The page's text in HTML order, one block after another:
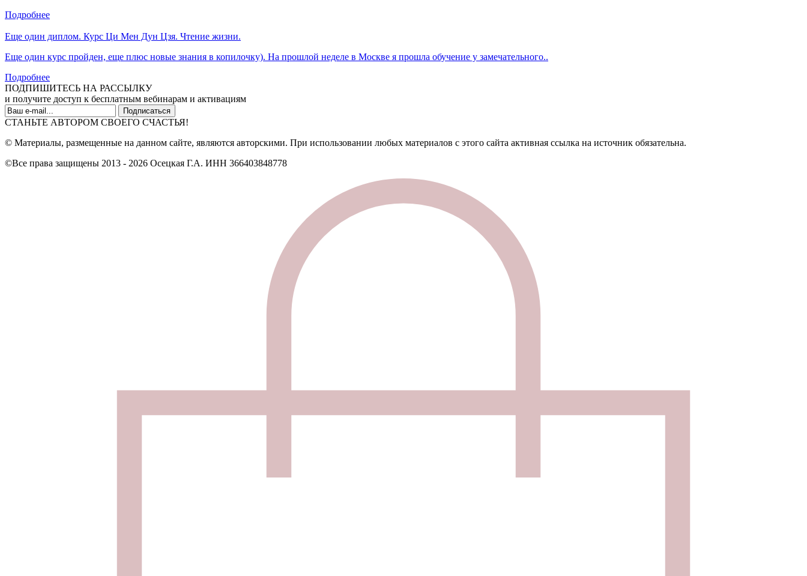
Подробнее
Еще один диплом. Курс Ци Мен Дун Цзя. Чтение жизни.
Еще один курс пройден, еще плюс новые знания в копилочку). На прошлой неделе в Москве я прошла обучение у замечательного..
Подробнее
ПОДПИШИТЕСЬ НА РАССЫЛКУ
и получите доступ к бесплатным вебинарам и активациям
СТАНЬТЕ АВТОРОМ СВОЕГО СЧАСТЬЯ!
© Материалы, размещенные на данном сайте, являются авторскими. При использовании любых материалов с этого сайта активная ссылка на источник обязательна.
©Все права защищены 2013 - 2026 Осецкая Г.А. ИНН 366403848778